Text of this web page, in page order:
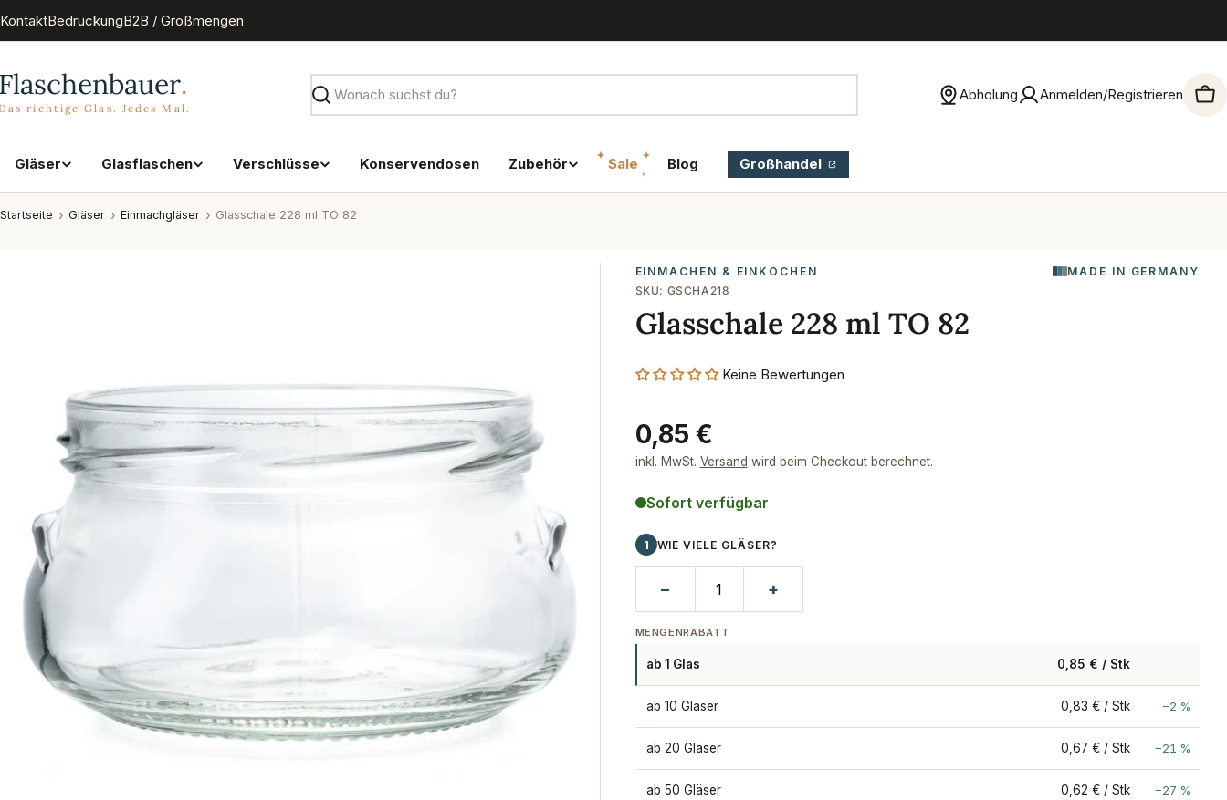
Inhalt
KontaktBedruckungB2B / Großmengen
Suchen
Abholung Anmelden/Registrieren
Gläser Glasflaschen Verschlüsse Konservendosen Zubehör Sale Blog Großhandel
Startseite Gläser Einmachgläser Glasschale 228 ml TO 82
Sie das Medium 0 im Modalformat
EINMACHEN & EINKOCHEN
MADE IN GERMANY
SKU: GSCHA218
Glasschale 228 ml TO 82
Keine Bewertungen
Regulärer
Preis
0,85 €
inkl. MwSt. Versand wird beim Checkout berechnet.
Sofort verfügbar
1 WIE VIELE GLÄSER?
− +
MENGENRABATT
ab 1 Glas 0,85 € / Stk
ab 10 Gläser 0,83 € / Stk −2 %
ab 20 Gläser 0,67 € / Stk −21 %
ab 50 Gläser 0,62 € / Stk −27 %